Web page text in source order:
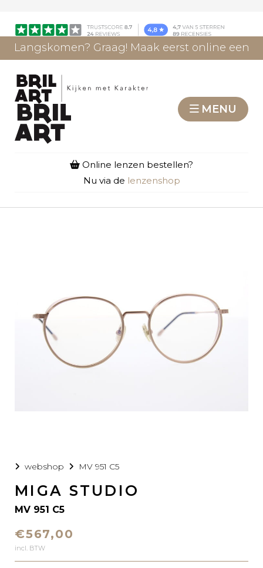
Langskomen? Graag! Maak eerst online een
MENU
Online lenzen bestellen?
Nu via de lenzenshop
webshop MV 951 C5
MIGA STUDIO
MV 951 C5
€567,00
incl. BTW